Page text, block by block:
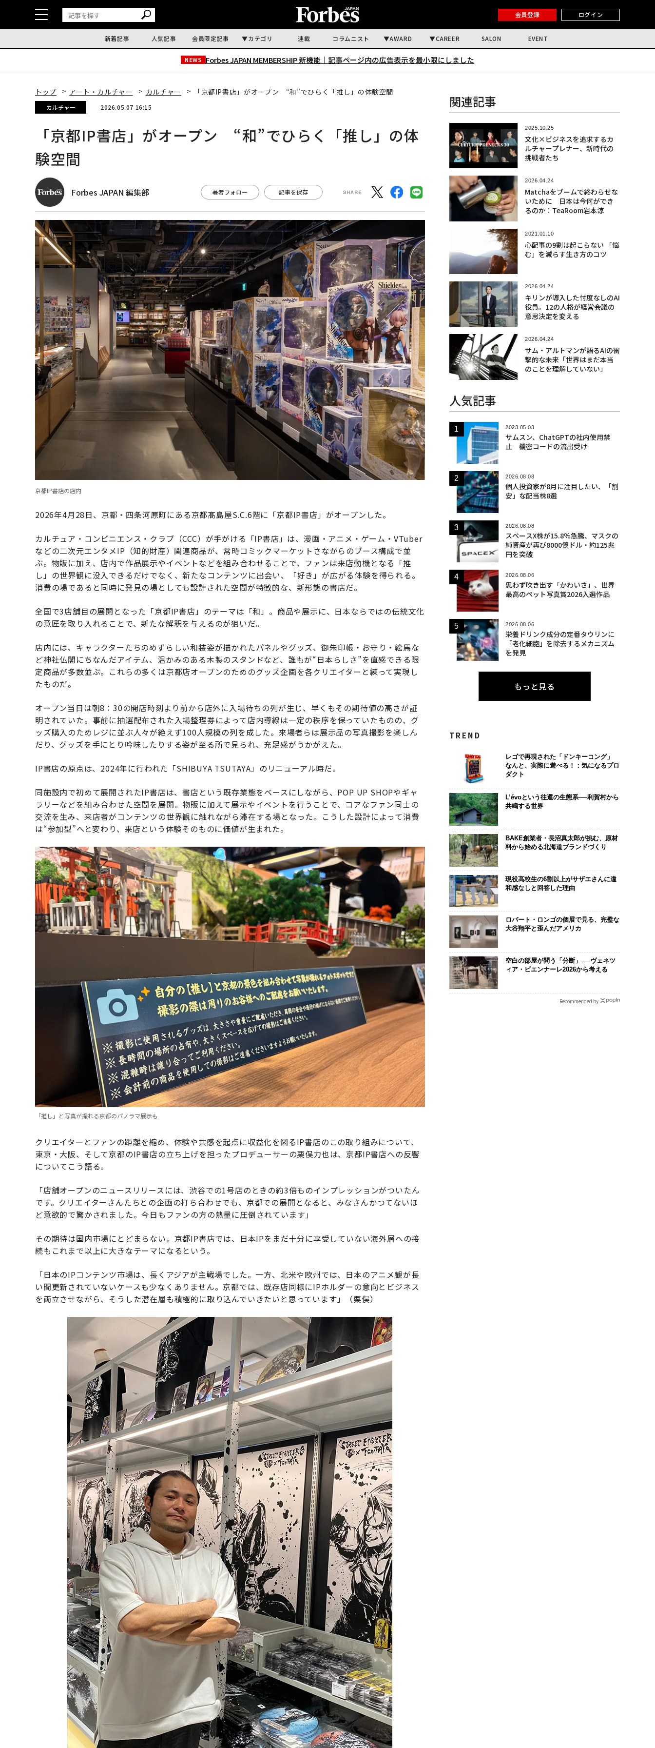
会員登録 ログイン
新着記事 人気記事 会員限定記事 カテゴリ 連載 コラムニスト AWARD CAREER SALON EVENT
NEWS Forbes JAPAN MEMBERSHIP 新機能｜ 記事ページ内の広告表示を最小限にしました
トップ アート・カルチャー カルチャー 「京都IP書店」がオープン “和”でひらく「推し」の体験空間
カルチャー 2026.05.07 16:15
「京都IP書店」がオープン “和”でひらく「推し」の体
験空間
Forbes JAPAN 編集部 著者フォロー 記事を保存
京都IP書店の店内
2026年4月28日、京都・四条河原町にある京都髙島屋S.C.6階に「京都IP書店」がオープンした。
カルチュア・コンビニエンス・クラブ（CCC）が手がける「IP書店」は、漫画・アニメ・ゲーム・VTuber
などの二次元エンタメIP（知的財産）関連商品が、常時コミックマーケットさながらのブース構成で並
ぶ。物販に加え、店内で作品展示やイベントなどを組み合わせることで、ファンは来店動機となる「推
し」の世界観に没入できるだけでなく、新たなコンテンツに出会い、「好き」が広がる体験を得られる。
消費の場であると同時に発見の場としても設計された空間が特徴的な、新形態の書店だ。
全国で3店舗目の展開となった「京都IP書店」のテーマは「和」。商品や展示に、日本ならではの伝統文化
の意匠を取り入れることで、新たな解釈を与えるのが狙いだ。
店内には、キャラクターたちのめずらしい和装姿が描かれたパネルやグッズ、御朱印帳・お守り・絵馬な
ど神社仏閣にちなんだアイテム、温かみのある木製のスタンドなど、誰もが“日本らしさ”を直感できる限
定商品が多数並ぶ。これらの多くは京都店オープンのためのグッズ企画を各クリエイターと練って実現し
たものだ。
オープン当日は朝8：30の開店時刻より前から店外に入場待ちの列が生じ、早くもその期待値の高さが証
明されていた。事前に抽選配布された入場整理券によって店内導線は一定の秩序を保っていたものの、グ
ッズ購入のためレジに並ぶ人々が絶えず100人規模の列を成した。来場者らは展示品の写真撮影を楽しん
だり、グッズを手にとり吟味したりする姿が至る所で見られ、充足感がうかがえた。
IP書店の原点は、2024年に行われた「SHIBUYA TSUTAYA」のリニューアル時だ。
同施設内で初めて展開されたIP書店は、書店という既存業態をベースにしながら、POP UP SHOPやギャ
ラリーなどを組み合わせた空間を展開。物販に加えて展示やイベントを行うことで、コアなファン同士の
交流を生み、来店者がコンテンツの世界観に触れながら滞在する場となった。こうした設計によって消費
は“参加型”へと変わり、来店という体験そのものに価値が生まれた。
「推し」と写真が撮れる京都のパノラマ展示も
クリエイターとファンの距離を縮め、体験や共感を起点に収益化を図るIP書店のこの取り組みについて、
東京・大阪、そして京都のIP書店の立ち上げを担ったプロデューサーの栗俣力也は、京都IP書店への反響
についてこう語る。
「店舗オープンのニュースリリースには、渋谷での1号店のときの約3倍ものインプレッションがついたん
です。クリエイターさんたちとの企画の打ち合わせでも、京都での展開となると、みなさんかつてないほ
ど意欲的で驚かされました。今日もファンの方の熱量に圧倒されています」
その期待は国内市場にとどまらない。京都IP書店では、日本IPをまだ十分に享受していない海外層への接
続もこれまで以上に大きなテーマになるという。
「日本のIPコンテンツ市場は、長くアジアが主戦場でした。一方、北米や欧州では、日本のアニメ観が長
い間更新されていないケースも少なくありません。京都では、既存店同様にIPホルダーの意向とビジネス
を両立させながら、そうした潜在層も積極的に取り込んでいきたいと思っています」（栗俣）
関連記事
2025.10.25
文化×ビジネスを追求するカ
ルチャープレナー、新時代の
挑戦者たち
2026.04.24
Matchaをブームで終わらせな
いために 日本は今何ができ
るのか：TeaRoom岩本涼
2021.01.10
心配事の9割は起こらない 「悩
む」を減らす生き方のコツ
2026.04.24
キリンが導入した忖度なしのAI
役員。12の人格が経営会議の
意思決定を変える
2026.04.24
サム・アルトマンが語るAIの衝
撃的な未来「世界はまだ本当
のことを理解していない」
人気記事
2023.05.03
サムスン、ChatGPTの社内使用禁
止 機密コードの流出受け
2026.08.08
個人投資家が8月に注目したい、「割
安」な配当株8選
2026.08.08
スペースX株が15.8％急騰、マスクの
純資産が再び8000億ドル・約125兆
円を突破
2026.08.06
思わず吹き出す「かわいさ」、世界
最高のペット写真賞2026入選作品
2026.08.06
栄養ドリンク成分の定番タウリンに
「老化細胞」を除去するメカニズム
を発見
もっと見る
TREND
レゴで再現された「ドンキーコング」
なんと、実際に遊べる！：気になるプロ
ダクト
L’évoという往還の生態系──利賀村から
共鳴する世界
BAKE創業者・長沼真太郎が挑む、原材
料から始める北海道ブランドづくり
現役高校生の6割以上がサザエさんに違
和感なしと回答した理由
ロバート・ロンゴの個展で見る、完璧な
大谷翔平と歪んだアメリカ
空白の部屋が問う「分断」──ヴェネツ
ィア・ビエンナーレ2026から考える
Recommended by